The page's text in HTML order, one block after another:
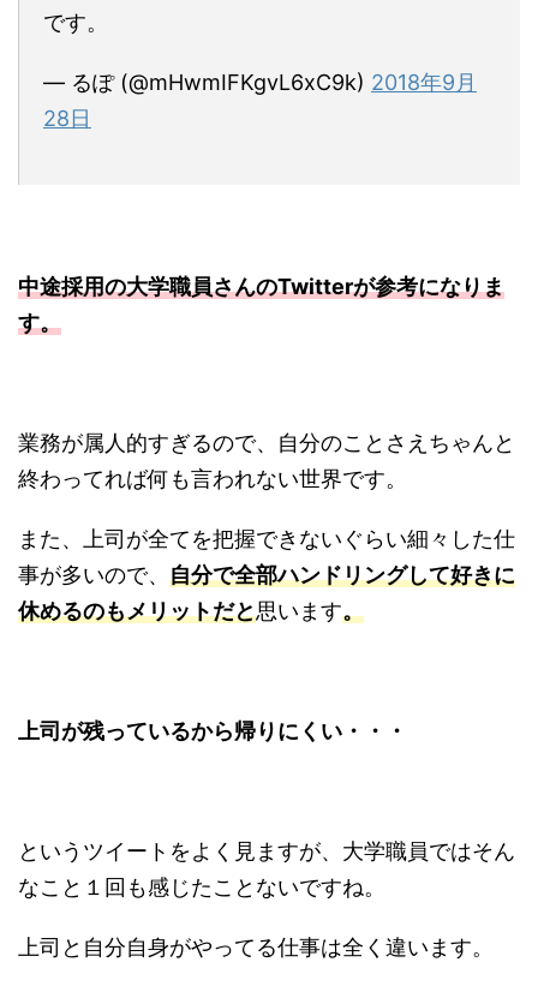
です。
— るぽ (@mHwmIFKgvL6xC9k) 2018年9月
28日
中途採用の大学職員さんのTwitterが参考になりま
す。
業務が属人的すぎるので、自分のことさえちゃんと
終わってれば何も言われない世界です。
また、上司が全てを把握できないぐらい細々した仕
事が多いので、 自分で全部ハンドリングして好きに
休めるのもメリットだと思います。
上司が残っているから帰りにくい・・・
というツイートをよく見ますが、大学職員ではそん
なこと１回も感じたことないですね。
上司と自分自身がやってる仕事は全く違います。